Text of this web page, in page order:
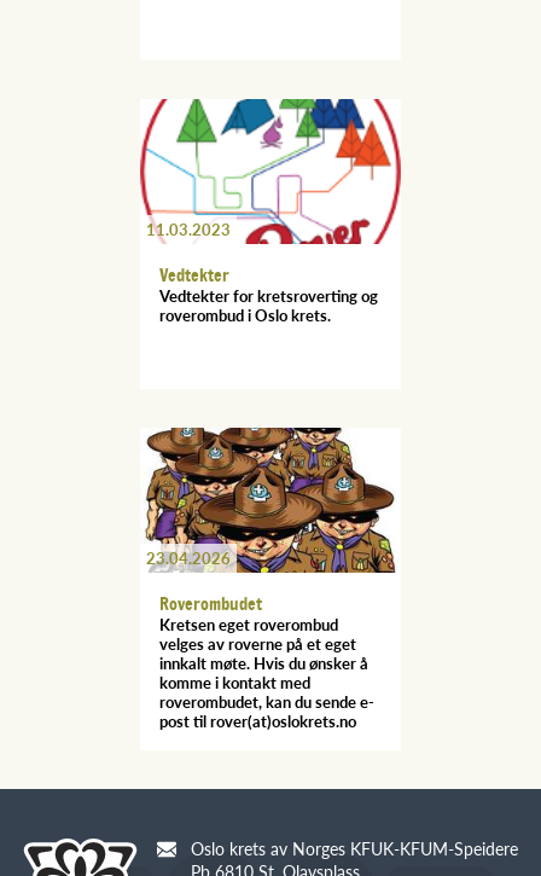
11.03.2023
Vedtekter
Vedtekter for kretsroverting og
roverombud i Oslo krets.
23.04.2026
Roverombudet
Kretsen eget roverombud
velges av roverne på et eget
innkalt møte. Hvis du ønsker å
komme i kontakt med
roverombudet, kan du sende e-
post til rover(at)oslokrets.no
Oslo krets av Norges KFUK-KFUM-Speidere
Pb 6810 St. Olavsplass